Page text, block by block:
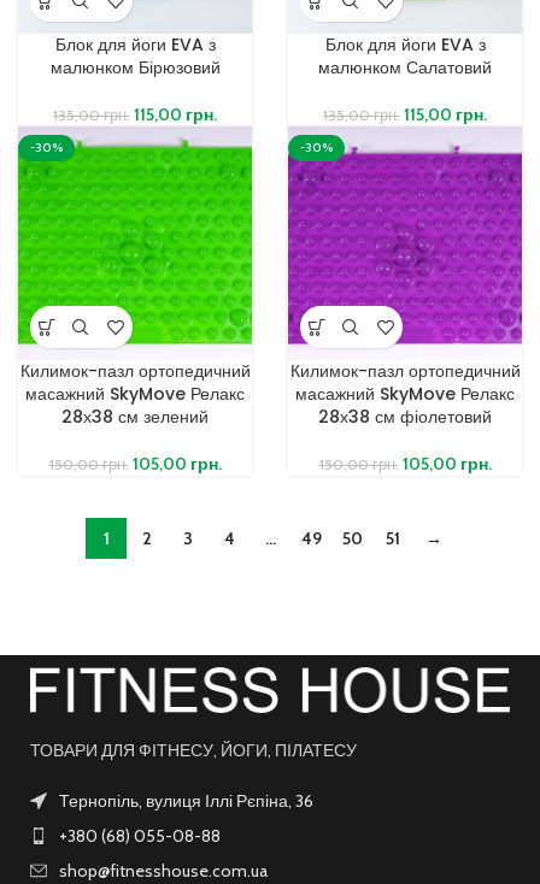
Блок для йоги EVA з
малюнком Бірюзовий
135,00грн. 115,00 грн.
Блок для йоги EVA з
малюнком Салатовий
135,00грн. 115,00 грн.
-30%
Килимок-пазл ортопедичний
масажний SkyMove Релакс
28х38 см зелений
150,00грн. 105,00 грн.
-30%
Килимок-пазл ортопедичний
масажний SkyMove Релакс
28х38 см фіолетовий
150,00грн. 105,00 грн.
1 2 3 4 … 49 50 51 →
ТОВАРИ ДЛЯ ФІТНЕСУ, ЙОГИ, ПІЛАТЕСУ
Тернопіль, вулиця Іллі Рєпіна, 36
+380 (68) 055-08-88
shop@fitnesshouse.com.ua